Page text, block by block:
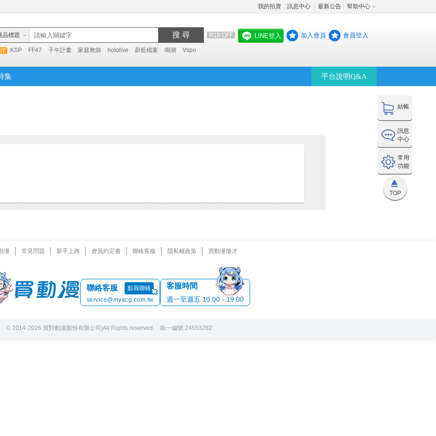
我的拍賣 訊息中心 最新公告 幫助中心
品標題 搜 尋 R18 OFF
KSP FF47 子午計畫 家庭教師 hololive 蔚藍檔案 鳴潮 Vspo
LINE登入 加入會員 會員登入
集 平台說明Q&A
結帳
訊息
中心
常用
功能
TOP
漫 常見問題 新手上路 會員約定書 聯絡客服 隱私權政策 買動漫徵才
聯絡客服
點我聯絡
service@myacg.com.tw
客服時間
週一至週五 10:00 - 19:00
© 2014-2026 買對動漫股份有限公司 |All Rights reserved. 統一編號:24553282